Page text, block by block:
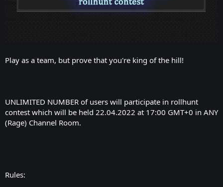
Play as a team, but prove that you're king of the hill!
UNLIMITED NUMBER of users will participate in rollhunt
contest which will be held 22.04.2022 at 17:00 GMT+0 in ANY
(Rage) Channel Room.
Rules: